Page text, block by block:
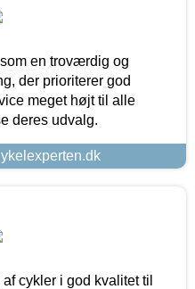
en troværdig og
der prioriterer god
meget højt til alle
deres udvalg.
cykler i god kvalitet til